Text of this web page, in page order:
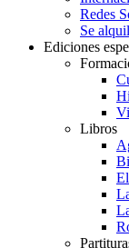
Redes
Se
Ediciones
Libros